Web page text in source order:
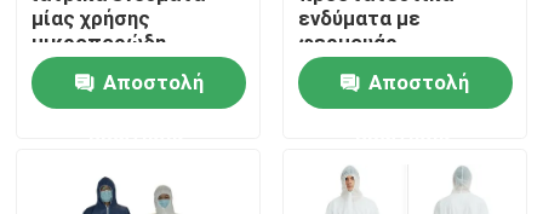
Σπίτι
Περίπου εμείς
μίας χρήσης
μικροπορώδη
προστατευτικά
ρούχα Αποστολή
ενδύματα με
φερμουάρ
Προσαρμοσμένα
προϊόνταΑποστολή